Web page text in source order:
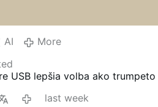
AI
More
USB lepšia volba ako trumpeto
last week